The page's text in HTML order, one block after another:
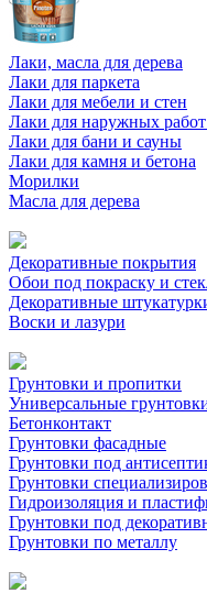
Лаки, масла для дерева
Лаки для паркета
Лаки для мебели и стен
Лаки для наружных
Лаки для бани и сауны
Лаки для камня и бетона
Морилки
Масла для дерева
Декоративные покрытия
Обои под покраску и
Декоративные
Воски и лазури
Грунтовки и пропитки
Универсальные
Бетонконтакт
Грунтовки фасадные
Грунтовки под
Грунтовки
Гидроизоляция и
Грунтовки под
Грунтовки по металлу